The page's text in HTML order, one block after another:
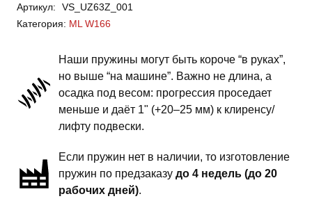
Benz
ML
пружины
задней
подвески
дюйм
комфорт
Артикул:
VS_UZ63Z_001
Категория: ML W166
Наши пружины могут быть короче “в руках”,
но выше “на машине”. Важно не длина, а
осадка под весом: прогрессия проседает
меньше и даёт 1" (+20–25 мм) к клиренсу/
лифту подвески.
Если пружин нет в наличии, то изготовление
пружин по предзаказу до 4 недель (до 20
рабочих дней).